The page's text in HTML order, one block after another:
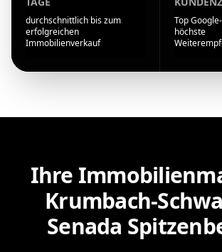
durchschnittlich bis zum
erfolgreichen
Immobilienverkauf
Top
höchste
Ihre
Krumbach-
Senada